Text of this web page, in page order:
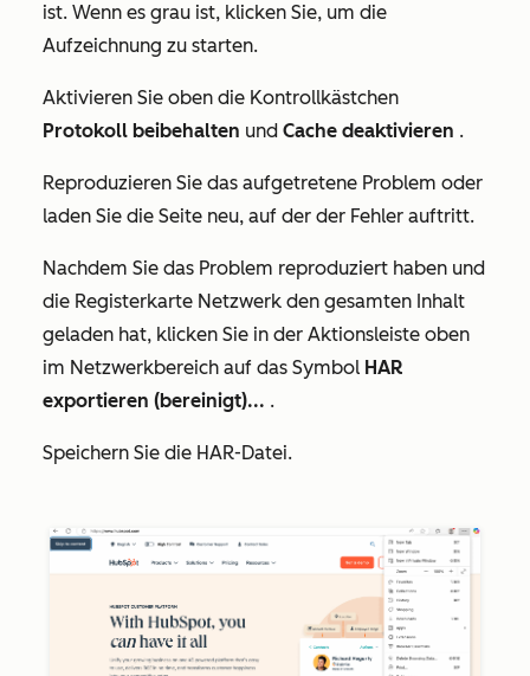
ist. Wenn es grau ist, klicken Sie, um die
Aufzeichnung zu starten.
Aktivieren Sie oben die Kontrollkästchen
Protokoll beibehalten und Cache deaktivieren .
Reproduzieren Sie das aufgetretene Problem oder
laden Sie die Seite neu, auf der der Fehler auftritt.
Nachdem Sie das Problem reproduziert haben und
die Registerkarte Netzwerk den gesamten Inhalt
geladen hat, klicken Sie in der Aktionsleiste oben
im Netzwerkbereich auf das Symbol HAR
exportieren (bereinigt)... .
Speichern Sie die HAR-Datei.